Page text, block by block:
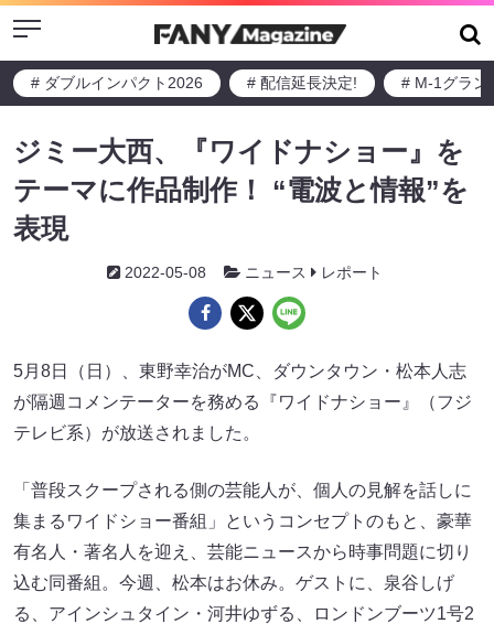
Menu
# ダブルインパクト2026 # 配信延長決定! # M-1グラン
ジミー大西、『ワイドナショー』を
テーマに作品制作！ “電波と情報”を
表現
2022-05-08 ニュース レポート
5月8日（日）、東野幸治がMC、ダウンタウン・松本人志
が隔週コメンテーターを務める『ワイドナショー』（フジ
テレビ系）が放送されました。
「普段スクープされる側の芸能人が、個人の見解を話しに
集まるワイドショー番組」というコンセプトのもと、豪華
有名人・著名人を迎え、芸能ニュースから時事問題に切り
込む同番組。今週、松本はお休み。ゲストに、泉谷しげ
る、アインシュタイン・河井ゆずる、ロンドンブーツ1号2